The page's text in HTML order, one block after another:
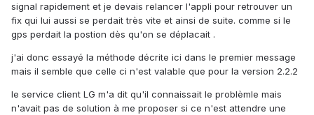
signal rapidement et je devais relancer l'appli pour retrouver un
fix qui lui aussi se perdait très vite et ainsi de suite. comme si le
gps perdait la postion dès qu'on se déplacait .
j'ai donc essayé la méthode décrite ici dans le premier message
mais il semble que celle ci n'est valable que pour la version 2.2.2
le service client LG m'a dit qu'il connaissait le problèmle mais
n'avait pas de solution à me proposer si ce n'est attendre une